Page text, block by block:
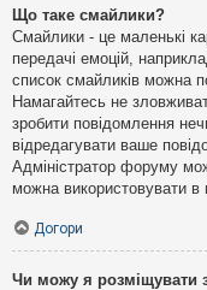
Що таке смайлики?
Смайлики - це маленькі
передачі емоцій,
список смайликів можна
Намагайтесь не
зробити повідомлення
відредагувати ваше
Адміністратор форуму
можна використовувати в
Догори
Чи можу я розміщувати